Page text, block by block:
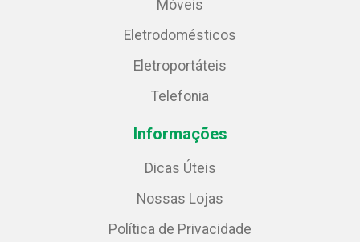
Móveis
Eletrodomésticos
Eletroportáteis
Telefonia
Informações
Dicas Úteis
Nossas Lojas
Política de Privacidade